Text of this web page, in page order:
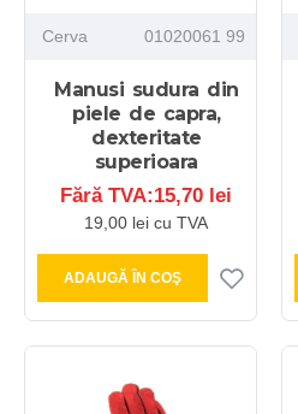
Cerva 01020061 99
Manusi sudura din
piele de capra,
dexteritate
superioara
Fără TVA:15,70 lei
19,00 lei cu TVA
ADAUGĂ ÎN COŞ